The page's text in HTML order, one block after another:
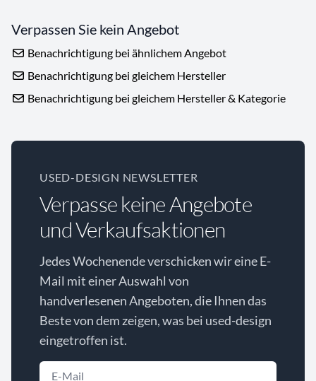
Verpassen Sie kein Angebot
Benachrichtigung bei ähnlichem Angebot
Benachrichtigung bei gleichem Hersteller
Benachrichtigung bei gleichem Hersteller & Kategorie
USED-DESIGN NEWSLETTER
Verpasse keine Angebote
und Verkaufsaktionen
Jedes Wochenende verschicken wir eine E-
Mail mit einer Auswahl von
handverlesenen Angeboten, die Ihnen das
Beste von dem zeigen, was bei used-design
eingetroffen ist.